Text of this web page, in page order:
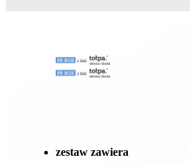
zestaw zawiera